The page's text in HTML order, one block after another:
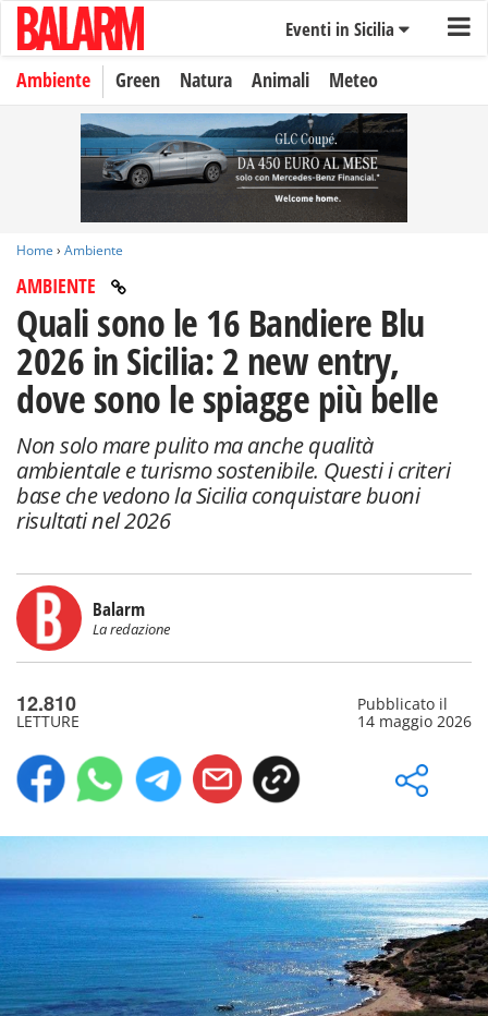
Eventi in Sicilia
Ambiente Green Natura Animali Meteo
Home › Ambiente
AMBIENTE
Quali sono le 16 Bandiere Blu
2026 in Sicilia: 2 new entry,
dove sono le spiagge più belle
Non solo mare pulito ma anche qualità
ambientale e turismo sostenibile. Questi i criteri
base che vedono la Sicilia conquistare buoni
risultati nel 2026
Balarm
La redazione
12.810
LETTURE
Pubblicato il
14 maggio 2026